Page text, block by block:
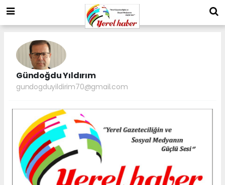
Gündoğdu Yıldırım
gundogduyildirim70@gmail.com